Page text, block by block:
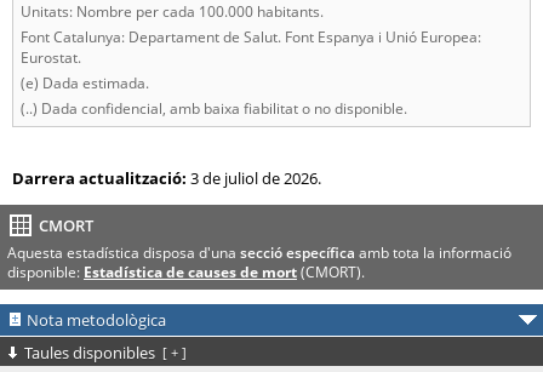
Unitats: Nombre per cada 100.000 habitants.
Font Catalunya: Departament de Salut. Font Espanya i Unió Europea:
Eurostat.
(e) Dada estimada.
(..) Dada confidencial, amb baixa fiabilitat o no disponible.
Darrera actualització: 3 de juliol de 2026.
CMORT
Aquesta estadística disposa d'una secció específica amb tota la informació
disponible: Estadística de causes de mort(CMORT).
Nota metodològica
Taules disponibles [ + ]